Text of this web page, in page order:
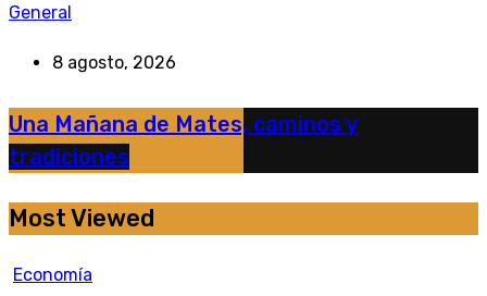
General
8 agosto, 2026
Una Mañana de Mates, caminos y
tradiciones
Most Viewed
Economía